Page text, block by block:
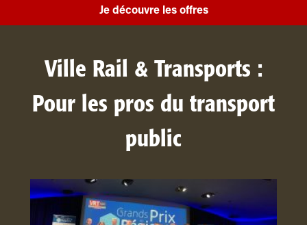
Je découvre les offres
Ville Rail & Transports :
Pour les pros du transport
public